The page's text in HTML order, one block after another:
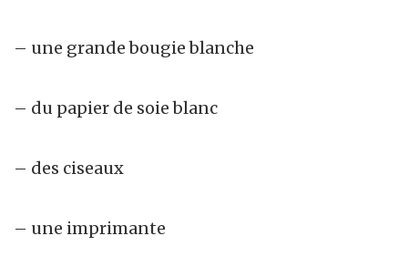
– une grande bougie blanche
– du papier de soie blanc
– des ciseaux
– une imprimante